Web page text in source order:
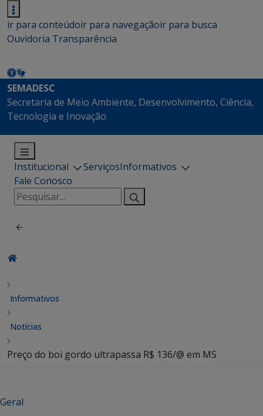
ir para conteúdoir para navegaçãoir para busca
Ouvidoria Transparência
SEMADESC
Secretaria de Meio Ambiente, Desenvolvimento, Ciência,
Tecnologia e Inovação
Institucional ServiçosInformativos
Fale Conosco
Pesquisar
por:
Informativos
Notícias
Preço do boi gordo ultrapassa R$ 136/@ em MS
Geral